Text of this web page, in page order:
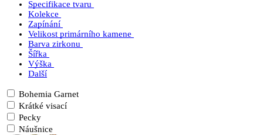
Specifikace tvaru
Kolekce
Zapínání
Velikost primárního kamene
Barva zirkonu
Šířka
Výška
Další
Bohemia Garnet
Krátké visací
Pecky
Náušnice